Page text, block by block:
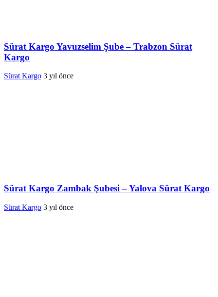
Sürat Kargo Yavuzselim Şube – Trabzon Sürat
Kargo
Sürat Kargo 3 yıl önce
Sürat Kargo Zambak Şubesi – Yalova Sürat Kargo
Sürat Kargo 3 yıl önce